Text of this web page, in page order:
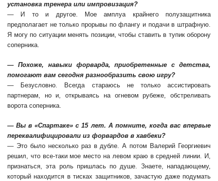
установка тренера или импровизация?
— И то и другое. Мое амплуа крайнего полузащитника
предполагает не только прорывы по флангу и подачи в штрафную.
Я могу по ситуации менять позиции, чтобы ставить в тупик оборону
соперника.
— Похоже, навыки форварда, приобретенные с детства,
помогают вам сегодня разнообразить свою игру?
— Безусловно. Всегда стараюсь не только ассистировать
партнерам, но и, открываясь на огневом рубеже, обстреливать
ворота соперника.
— Вы в «Спартаке» с 15 лет. А помните, когда вас впервые
переквалифицировали из форвардов в хавбеки?
— Это было несколько раз в дубле. А потом Валерий Георгиевич
решил, что все-таки мое место на левом краю в средней линии. И,
признаться, эта роль пришлась по душе. Знаете, нападающему,
который находится в тисках защитников, зачастую даже подумать